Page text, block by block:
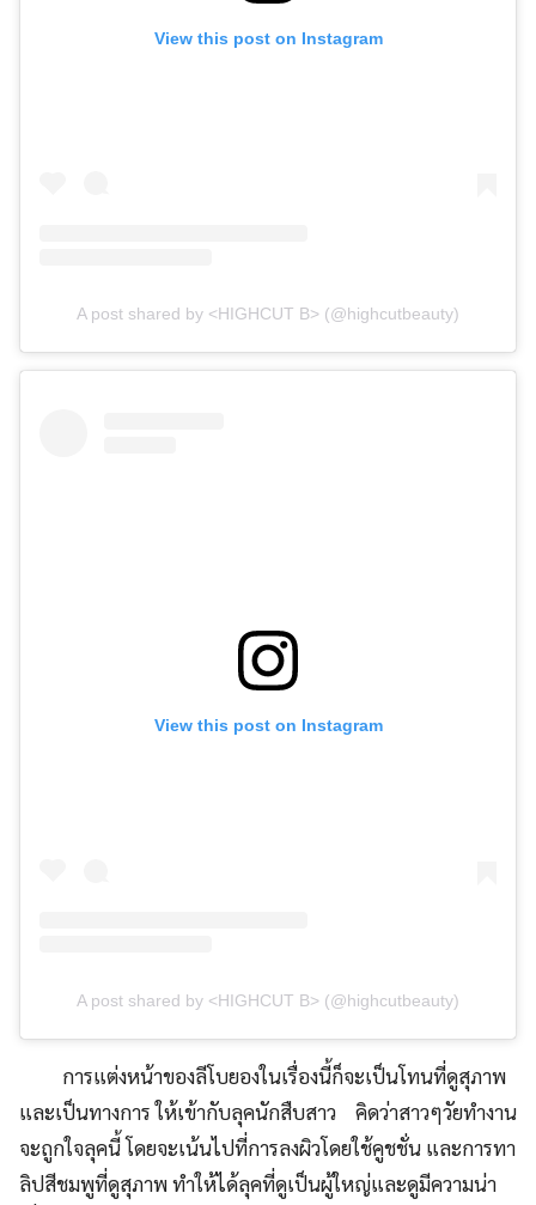
View this post on Instagram
A post shared by <HIGHCUT B> (@highcutbeauty)
View this post on Instagram
A post shared by <HIGHCUT B> (@highcutbeauty)
การแต่งหน้าของลีโบยองในเรื่องนี้ก็จะเป็นโทนที่ดูสุภาพ
และเป็นทางการ ให้เข้ากับลุคนักสืบสาว คิดว่าสาวๆวัยทำงาน
จะถูกใจลุคนี้ โดยจะเน้นไปที่การลงผิวโดยใช้คูชชั่น และการทา
ลิปสีชมพูที่ดูสุภาพ ทำให้ได้ลุคที่ดูเป็นผู้ใหญ่และดูมีความน่า